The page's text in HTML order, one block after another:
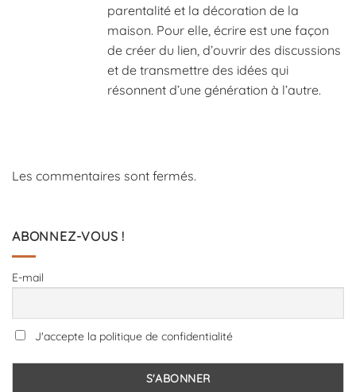
parentalité et la décoration de la
maison. Pour elle, écrire est une façon
de créer du lien, d’ouvrir des discussions
et de transmettre des idées qui
résonnent d’une génération à l’autre.
Les commentaires sont fermés.
ABONNEZ-VOUS !
E-mail
J'accepte la politique de confidentialité